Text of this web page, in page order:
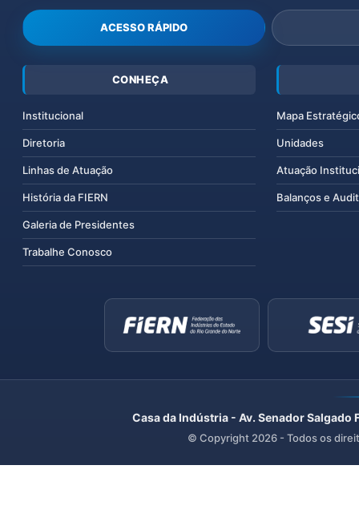
ACESSO RÁPIDO
CONHEÇA
Institucional
Diretoria
Linhas de Atuação
História da FIERN
Galeria de Presidentes
Trabalhe Conosco
Mapa
Unidades
Atuação
Balanços e
Casa da Indústria - Av. Senador
© Copyright 2026 - Todos os